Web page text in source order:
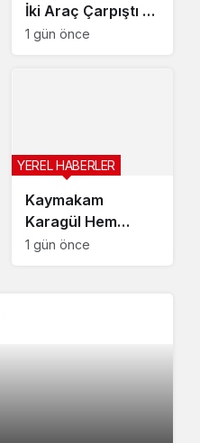
İki Araç Çarpıştı 2
Yaralı
1 gün önce
Kaymakam
Karagül Hem
Tebrikleri Kabul
YEREL HABERLER
1 gün önce